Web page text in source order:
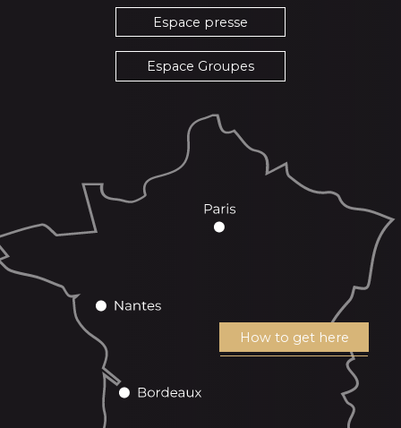
Espace presse
Espace Groupes
How to get here